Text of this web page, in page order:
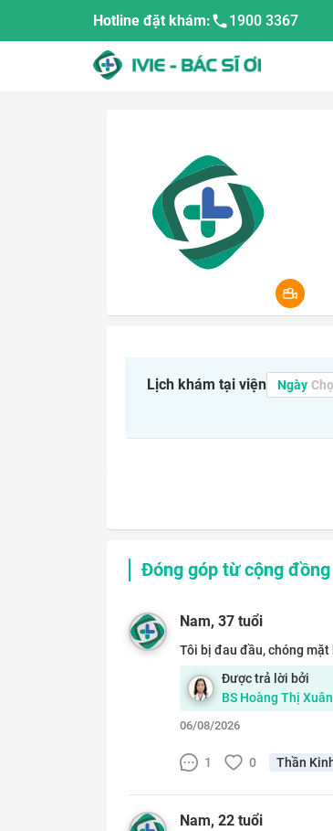
Hotline đặt khám: 1900 3367
Lịch khám tại viện
Đóng góp từ cộng
Nam, 37 tuổi
Tôi bị đau đầu, chóng
Được trả lời bởi
BS Hoàng Thị Xuân
06/08/2026
1 0 Thần
Nam, 22 tuổi